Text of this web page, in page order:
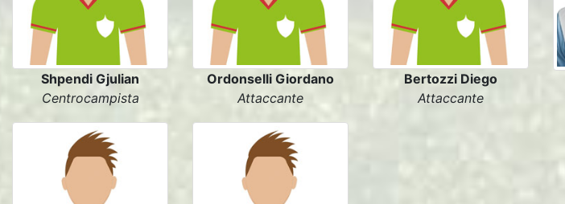
Shpendi Gjulian
Centrocampista
Ordonselli Giordano
Attaccante
Bertozzi Diego
Attaccante